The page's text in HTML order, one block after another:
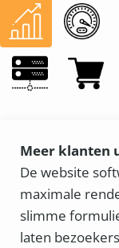
Meer klanten
De website
maximale
slimme
laten